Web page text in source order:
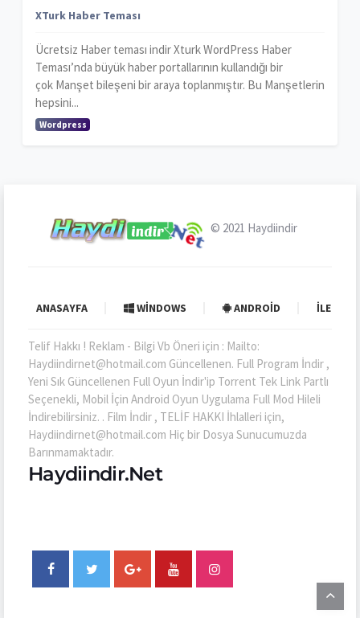
XTurk Haber Teması
Ücretsiz Haber teması indir Xturk WordPress Haber
Teması’nda büyük haber portallarının kullandığı bir
çok Manşet bileşeni bir araya toplanmıştır. Bu Manşetlerin
hepsini...
Wordpress
© 2021 Haydiindir
ANASAYFA WINDOWS ANDROID İLETIŞIM
Telif Hakkı ! Reklam - Bilgi Vb Öneri için : Mailto:
Haydiindirnet@hotmail.com Güncellenen. Full Program İndir ,
Yeni Sık Güncellenen Full Oyun İndir'ip Torrent Tek Link Partlı
Seçenekli, Mobil İçin Android Oyun Uygulama Full Mod Hileli
İndirebilirsiniz. . Film İndir , TELİF HAKKI İhlalleri için,
Haydiindirnet@hotmail.com Hiç bir Dosya Sunucumuzda
Barınmamaktadır.
Haydiindir.Net